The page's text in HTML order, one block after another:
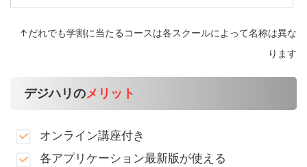
↑だれでも学割に当たるコースは各スクールによって名称は異な
ります
デジハリのメリット
オンライン講座付き
各アプリケーション最新版が使える